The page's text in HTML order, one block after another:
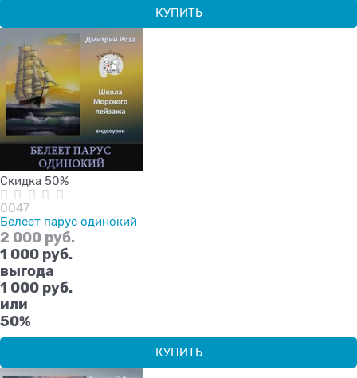
КУПИТЬ
Скидка 50%
0047
Белеет парус одинокий
2 000 руб.
1 000 руб.
выгода
1 000 руб.
или
50%
КУПИТЬ